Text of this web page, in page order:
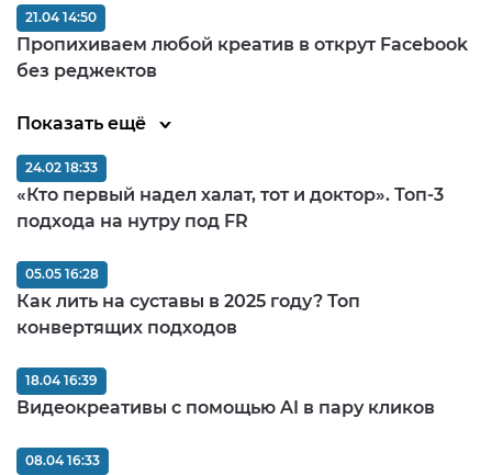
Пропихиваем любой креатив в открут Facebook
без реджектов
21.04 14:50
Показать ещё
«Кто первый надел халат, тот и доктор». Топ-3
подхода на нутру под FR
24.02 18:33
Как лить на суставы в 2025 году? Топ
конвертящих подходов
05.05 16:28
Видеокреативы с помощью AI в пару кликов
18.04 16:39
08.04 16:33